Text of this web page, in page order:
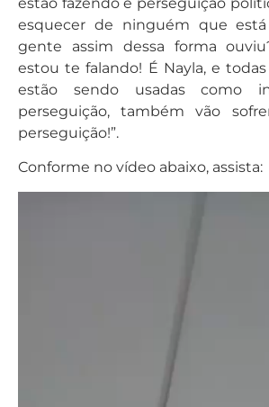
esquecer de ninguém que
gente assim dessa forma
estou te falando! É Nayla, e
estão sendo usadas como
perseguição, também vão
perseguição!”.
Conforme no vídeo abaixo, assista: